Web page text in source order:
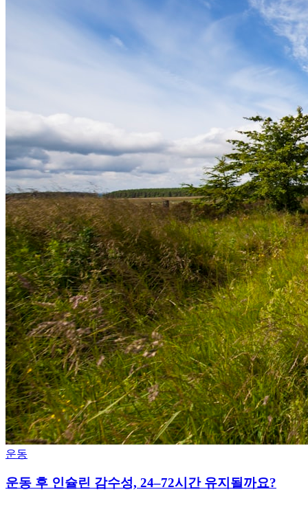
운동
운동 후 인슐린 감수성, 24–72시간 유지될까요?